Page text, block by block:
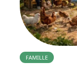
FAMILLE